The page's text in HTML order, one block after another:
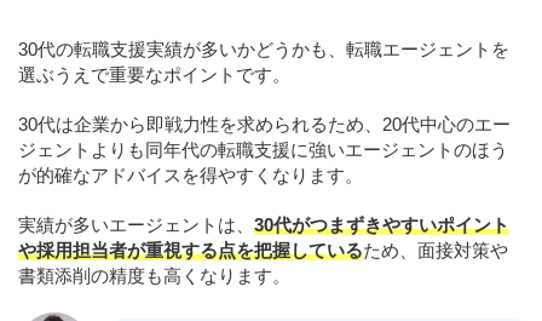
30代の転職支援実績が多いかどうかも、転職エージェントを
選ぶうえで重要なポイントです。
30代は企業から即戦力性を求められるため、20代中心のエー
ジェントよりも同年代の転職支援に強いエージェントのほう
が的確なアドバイスを得やすくなります。
実績が多いエージェントは、 30代がつまずきやすいポイント
や採用担当者が重視する点を把握しているため、面接対策や
書類添削の精度も高くなります。